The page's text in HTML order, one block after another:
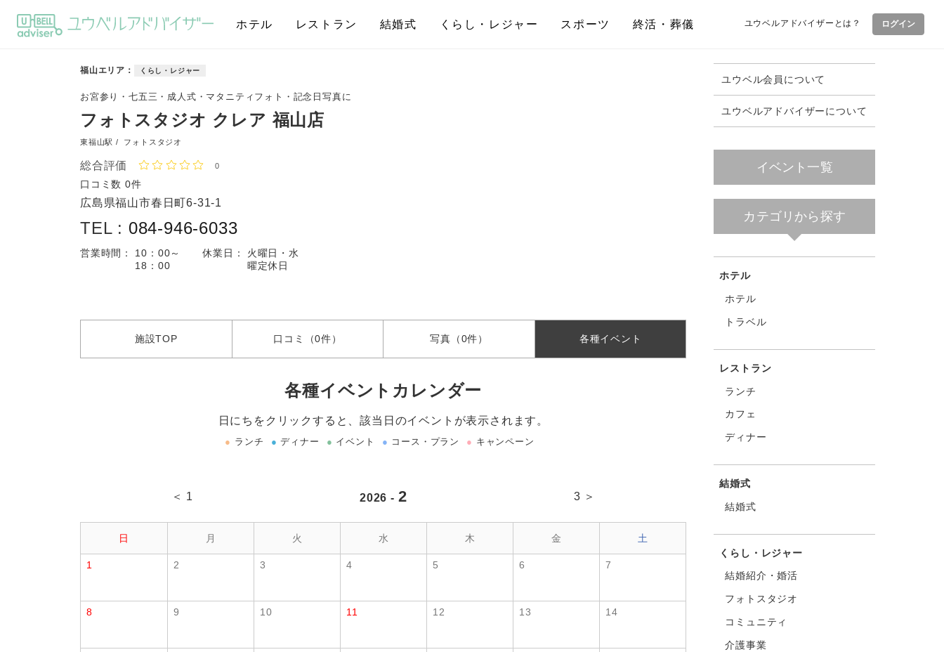
ホテル レストラン 結婚式 くらし・レジャー スポーツ 終活・葬儀 ユウベルアドバイザーとは？ ログイン
福山エリア くらし・レジャー
お宮参り・七五三・成人式・マタニティフォト・記念日写真に
フォトスタジオ クレア 福山店
東福山駅 / フォトスタジオ
総合評価 0
口コミ数 0件
広島県福山市春日町6-31-1
TEL : 084-946-6033
営業時間：
10：00～
18：00
休業日：
火曜日・水
曜定休日
施設TOP 口コミ （0件） 写真 （0件） 各種イベント
各種イベントカレンダー
日にちをクリックすると、該当日のイベントが表示されます。
● ランチ ● ディナー ● イベント ● コース・プラン ● キャンペーン
＜ 1 2026 - 2 3 ＞
日 月 火 水 木 金 土
1 2 3 4 5 6 7
8 9 10 11 12 13 14
ユウベル会員について
ユウベルアドバイザーについて
イベント一覧
カテゴリから探す
ホテル
ホテル
トラベル
レストラン
ランチ
カフェ
ディナー
結婚式
結婚式
くらし・レジャー
結婚紹介・婚活
フォトスタジオ
コミュニティ
介護事業